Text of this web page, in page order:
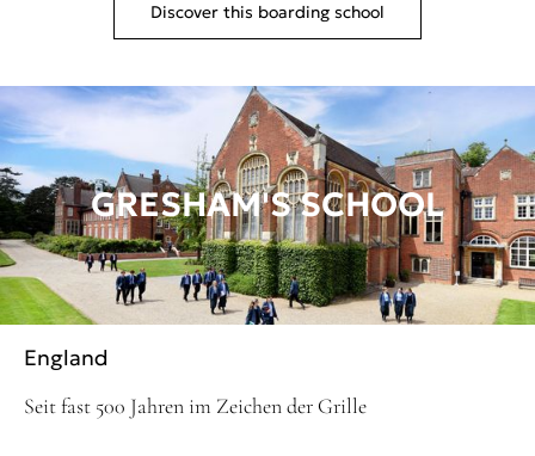
Discover this boarding school
GRESHAM'S SCHOOL
England
Seit fast 500 Jahren im Zeichen der Grille